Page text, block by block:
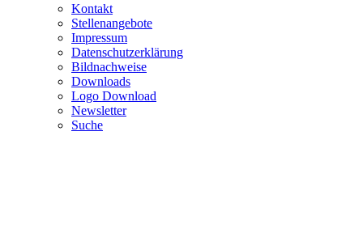
Kontakt
Stellenangebote
Impressum
Datenschutzerklärung
Bildnachweise
Downloads
Logo Download
Newsletter
Suche